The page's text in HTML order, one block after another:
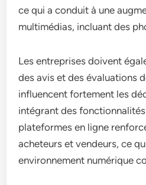
ce qui a conduit à une
multimédias, incluant des
Les entreprises doivent
des avis et des évaluations
influencent fortement les
intégrant des
plateformes en ligne
acheteurs et vendeurs, ce
environnement numérique